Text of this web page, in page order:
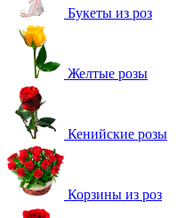
Букеты из роз
Желтые розы
Кенийские розы
Корзины из роз